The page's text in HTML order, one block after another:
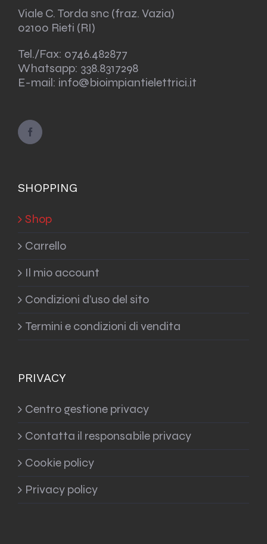
Viale C. Torda snc (fraz. Vazia)
02100 Rieti (RI)
Tel./Fax: 0746.482877
Whatsapp: 338.8317298
E-mail: info@bioimpiantielettrici.it
SHOPPING
Shop
Carrello
Il mio account
Condizioni d’uso del sito
Termini e condizioni di vendita
PRIVACY
Centro gestione privacy
Contatta il responsabile privacy
Cookie policy
Privacy policy